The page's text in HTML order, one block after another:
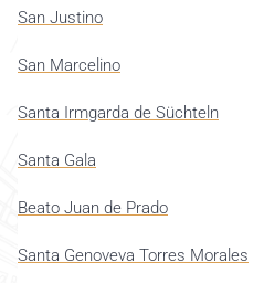
San Justino
San Marcelino
Santa Irmgarda de Süchteln
Santa Gala
Beato Juan de Prado
Santa Genoveva Torres Morales